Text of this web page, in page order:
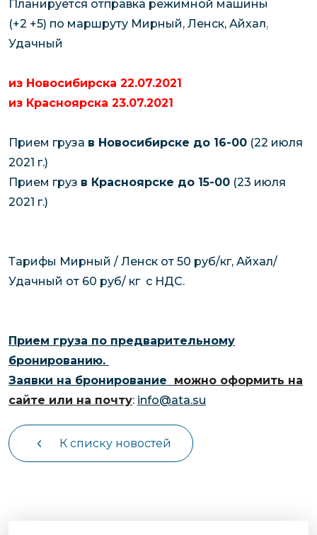
чартерных
по РФ
Якутия
Доставка
грузов в
Планируется отправка режимной машины
(+2 +5) по маршруту Мирный, Ленск, Айхал,
Удачный
из Новосибирска 22.07.2021
из Красноярска 23.07.2021
Прием груза в Новосибирске до 16-00 (22 июля
2021 г.)
Прием груз в Красноярске до 15-00 (23 июля
2021 г.)
Тарифы Мирный / Ленск от 50 руб/кг, Айхал/
Удачный от 60 руб/ кг c НДС.
Прием груза по предварительному
бронированию.
Заявки на бронирование
можно оформить на
сайте или на почту: info@ata.su
К списку новостей